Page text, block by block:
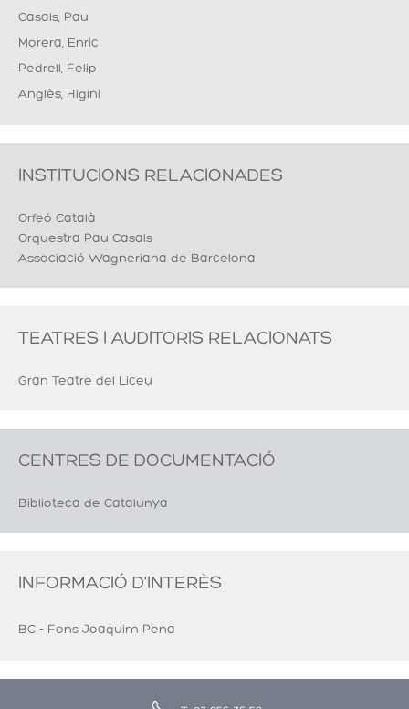
Casals, Pau
Morera, Enric
Pedrell, Felip
Anglès, Higini
INSTITUCIONS RELACIONADES
Orfeó Català
Orquestra Pau Casals
Associació Wagneriana de Barcelona
TEATRES I AUDITORIS RELACIONATS
Gran Teatre del Liceu
CENTRES DE DOCUMENTACIÓ
Biblioteca de Catalunya
INFORMACIÓ D'INTERÈS
BC - Fons Joaquim Pena